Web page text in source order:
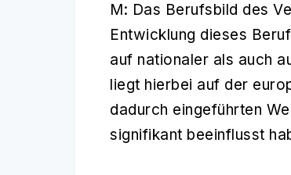
M: Das Berufsbild des
Entwicklung dieses
auf nationaler als auch
liegt hierbei auf der
dadurch eingeführten
signifikant beeinflusst